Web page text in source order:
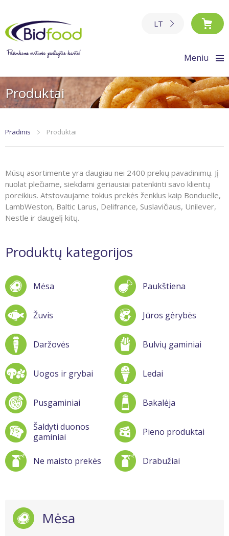
LT
Meniu
Produktai
Pradinis Produktai
Mūsų asortimente yra daugiau nei 2400 prekių pavadinimų. Jį
nuolat plečiame, siekdami geriausiai patenkinti savo klientų
poreikius. Atstovaujame tokius prekės ženklus kaip Bonduelle,
LambWeston, Baltic Larus, Delifrance, Suslavičiaus, Unilever,
Nestle ir daugelį kitų.
Produktų kategorijos
Mėsa Paukštiena
Žuvis Jūros gėrybės
Daržovės Bulvių gaminiai
Uogos ir grybai Ledai
Pusgaminiai Bakalėja
Šaldyti duonos
gaminiai
Pieno produktai
Ne maisto prekės Drabužiai
Mėsa